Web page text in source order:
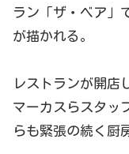
ラン「ザ・ベア」
が描かれる。
レストランが開店
マーカスらスタッ
らも緊張の続く厨